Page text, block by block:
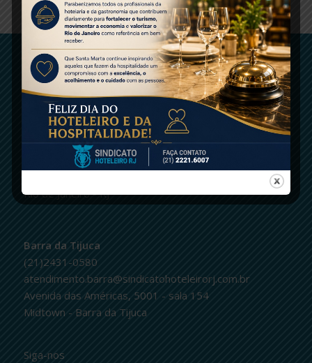
ENTRE EM CONTATO
logo
Centro
(21)2221-6007 | fax.: 2232-2657
contato@sindicatohoteleirorj.com.br
Rio de Janeiro - RJ
Barra da Tijuca
(21)2431-0580
atendimento.barra@sindicatohoteleirorj.com.br
Avenida das Américas, 5001 - sala 154
Midtown - Barra da Tijuca
Siga-nos